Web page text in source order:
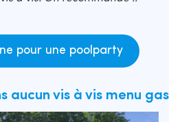
pour une poolparty
aucun vis à vis menu